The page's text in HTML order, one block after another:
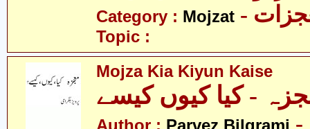
Category : Mojzat
Topic :
Mojza Kia Kiyun Kaise